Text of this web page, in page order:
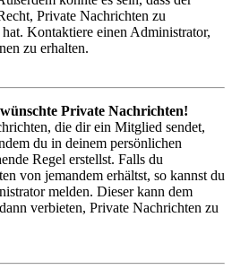
Private Nachrichten zu
Kontaktiere einen Administrator,
zu erhalten.
Private Nachrichten!
die dir ein Mitglied sendet,
du in deinem persönlichen
Regel erstellst. Falls du
von jemandem erhältst, so kannst du
melden. Dieser kann dem
verbieten, Private Nachrichten zu